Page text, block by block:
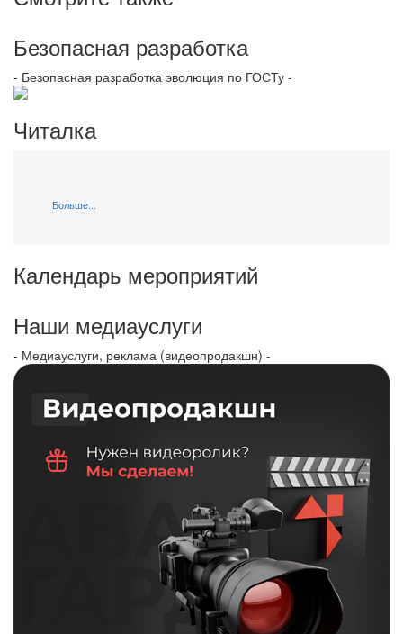
Безопасная разработка
- Безопасная разработка эволюция по ГОСТу -
Читалка
Больше...
Календарь мероприятий
Наши медиауслуги
- Медиауслуги, реклама (видеопродакшн) -